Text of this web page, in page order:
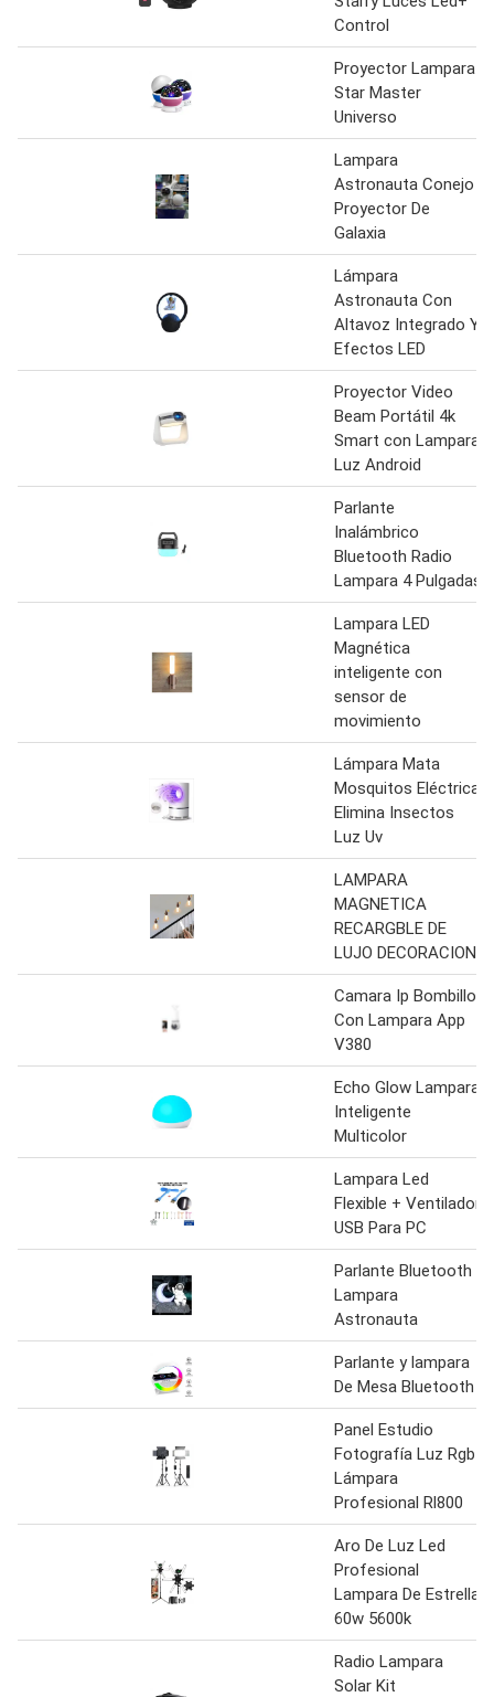
Control
Proyector Lampara
Star Master
Universo
Lampara
Astronauta Conejo
Proyector De
Galaxia
Lámpara
Astronauta Con
Altavoz Integrado Y
Efectos LED
Proyector Video
Beam Portátil 4k
Smart con Lampara
Luz Android
Parlante
Inalámbrico
Bluetooth Radio
Lampara 4 Pulgadas
Lampara LED
Magnética
inteligente con
sensor de
movimiento
Lámpara Mata
Mosquitos Eléctrica
Elimina Insectos
Luz Uv
LAMPARA
MAGNETICA
RECARGBLE DE
LUJO DECORACION
Camara Ip Bombillo
Con Lampara App
V380
Echo Glow Lampara
Inteligente
Multicolor
Lampara Led
Flexible + Ventilador
USB Para PC
Parlante Bluetooth
Lampara
Astronauta
Parlante y lampara
De Mesa Bluetooth
Panel Estudio
Fotografía Luz Rgb
Lámpara
Profesional Rl800
Aro De Luz Led
Profesional
Lampara De Estrella
60w 5600k
Radio Lampara
Solar Kit